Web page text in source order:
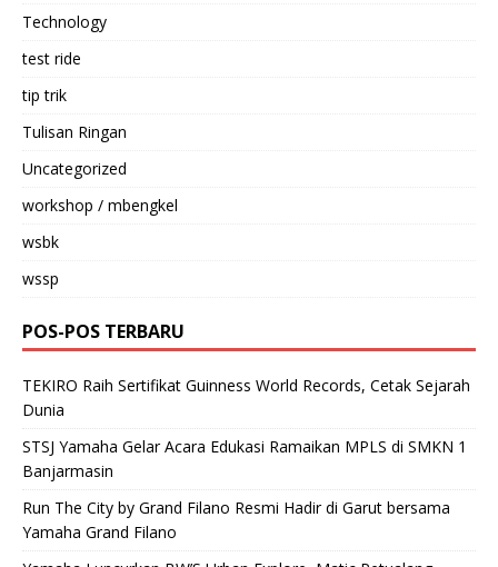
Technology
test ride
tip trik
Tulisan Ringan
Uncategorized
workshop / mbengkel
wsbk
wssp
POS-POS TERBARU
TEKIRO Raih Sertifikat Guinness World Records, Cetak Sejarah
Dunia
STSJ Yamaha Gelar Acara Edukasi Ramaikan MPLS di SMKN 1
Banjarmasin
Run The City by Grand Filano Resmi Hadir di Garut bersama
Yamaha Grand Filano